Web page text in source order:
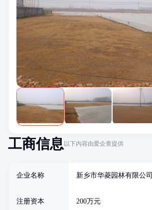
工商信息 以下内容由爱企查提供
企业名称 新乡市华菱园林有限公司
注册资本 200万元